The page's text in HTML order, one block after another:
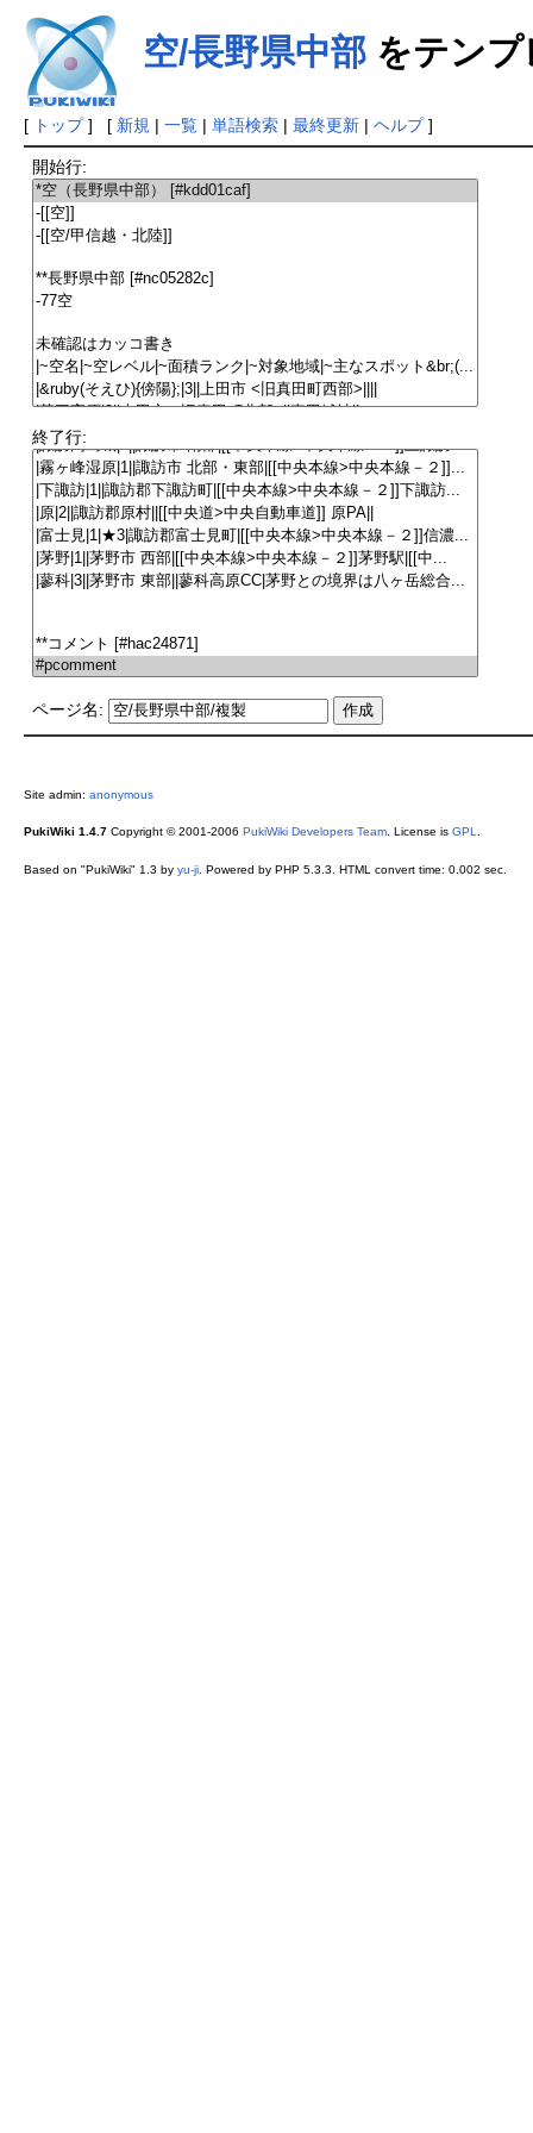
空/長野県中部をテンプ
[ トップ] [ 新規 | 一覧| 単語検索| 最終更新| ヘルプ]
開始行:
終了行:
ページ名:
Site admin: anonymous
PukiWiki 1.4.7Copyright © 2001-2006 PukiWiki Developers Team. License is GPL
Based on "PukiWiki" 1.3 by yu-ji. Powered by PHP 5.3.3. HTML convert time: 0.002 sec.